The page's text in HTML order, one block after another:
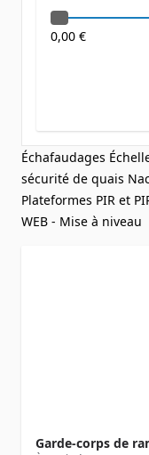
0,00 €
Échafaudages
sécurité de quais
Plateformes PIR et
WEB - Mise à niveau
Garde-corps de